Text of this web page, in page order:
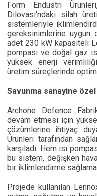
Form Endüstri
Dilovası’ndaki silah
sistemleriyle
gereksinimlerine uygun
adet 230 kW kapasiteli
pompası ve doğal gaz
yüksek enerji
üretim süreçlerinde
Savunma sanayine
Archone Defence
devam etmesi için
çözümlerine ihtiyaç
Ürünleri tarafından
karşıladı. Hem ısı
bu sistem, değişken
bir iklimlendirme
Projede kullanılan